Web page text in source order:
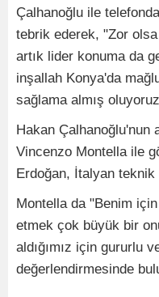
Çalhanoğlu ile
tebrik ederek, "Zor
artık lider konuma da
inşallah Konya'da
sağlama almış
Hakan Çalhanoğlu'nun
Vincenzo Montella ile
Erdoğan, İtalyan teknik
Montella da "Benim
etmek çok büyük bir
aldığımız için gururlu
değerlendirmesinde